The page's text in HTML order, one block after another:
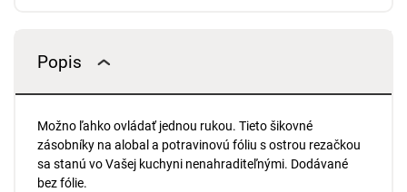
Popis
Možno ľahko ovládať jednou rukou. Tieto šikovné
zásobníky na alobal a potravinovú fóliu s ostrou rezačkou
sa stanú vo Vašej kuchyni nenahraditeľnými. Dodávané
bez fólie.